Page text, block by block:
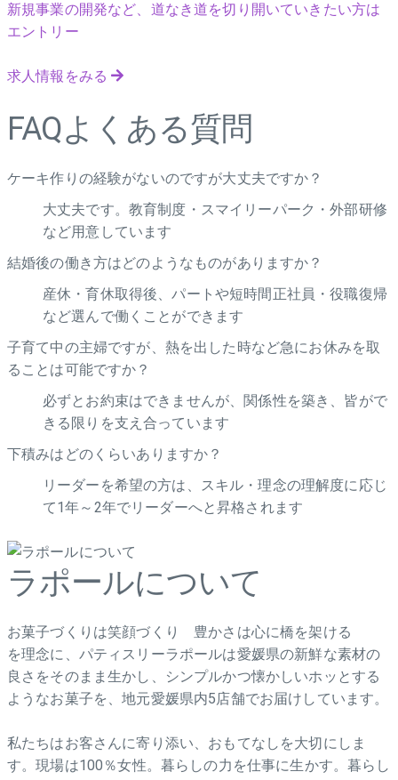
新規事業の開発など、道なき道を切り開いていきたい方は
エントリー
求人情報をみる
FAQよくある質問
ケーキ作りの経験がないのですが大丈夫ですか？
大丈夫です。教育制度・スマイリーパーク・外部研修
など用意しています
結婚後の働き方はどのようなものがありますか？
産休・育休取得後、パートや短時間正社員・役職復帰
など選んで働くことができます
子育て中の主婦ですが、熱を出した時など急にお休みを取
ることは可能ですか？
必ずとお約束はできませんが、関係性を築き、皆がで
きる限りを支え合っています
下積みはどのくらいありますか？
リーダーを希望の方は、スキル・理念の理解度に応じ
て1年～2年でリーダーへと昇格されます
ラポールについて
お菓子づくりは笑顔づくり 豊かさは心に橋を架ける
を理念に、パティスリーラポールは愛媛県の新鮮な素材の
良さをそのまま生かし、シンプルかつ懐かしいホッとする
ようなお菓子を、地元愛媛県内5店舗でお届けしています。
私たちはお客さんに寄り添い、おもてなしを大切にしま
す。現場は100％女性。暮らしの力を仕事に生かす。暮らし